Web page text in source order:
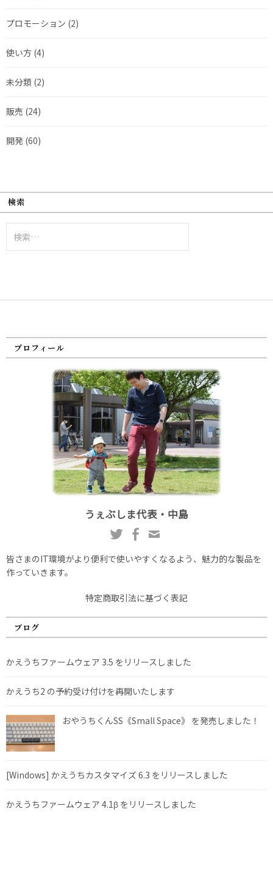
プロモーション (2)
使い方 (4)
未分類 (2)
販売 (24)
開発 (60)
検索
索:
プロフィール
うぇぶしま代表・中島
皆さまのIT環境がより便利で使いやすくなるよう、魅力的な製品を
作っていきます。
特定商取引法に基づく表記
ブログ
かえうちファームウェア 3.5 をリリースしました
かえうち2 の予約受け付けを再開いたします
おやうちくんSS《Small Space》 を発売しました！
[Windows] かえうちカスタマイズ 6.3 をリリースしました
かえうちファームウェア 4.1β をリリースしました